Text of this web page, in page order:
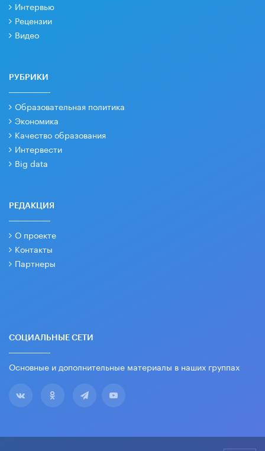
Интервью
Рецензии
Видео
РУБРИКИ
Образовательная политика
Экономика
Качество образования
Интервести
Big data
РЕДАКЦИЯ
О проекте
Контакты
Партнеры
СОЦИАЛЬНЫЕ СЕТИ
Основные и дополнительные материалы в наших группах